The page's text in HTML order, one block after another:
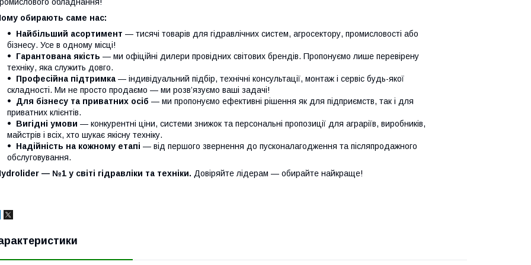
обирають саме нас:
Найбільший асортимент — тисячі товарів для гідравлічних систем, агросектору, промисловості або
бізнесу. Усе в одному місці!
Гарантована якість — ми офіційні дилери провідних світових брендів. Пропонуємо лише перевірену
техніку, яка служить довго.
Професійна підтримка — індивідуальний підбір, технічні консультації, монтаж і сервіс будь-якої
складності. Ми не просто продаємо — ми розв’язуємо ваші задачі!
Для бізнесу та приватних осіб — ми пропонуємо ефективні рішення як для підприємств, так і для
приватних клієнтів.
Вигідні умови — конкурентні ціни, системи знижок та персональні пропозиції для аграріїв, виробників,
майстрів і всіх, хто шукає якісну техніку.
Надійність на кожному етапі — від першого звернення до пусконалагодження та післяпродажного
обслуговування.
— №1 у світі гідравліки та техніки. Довіряйте лідерам — обирайте найкраще!